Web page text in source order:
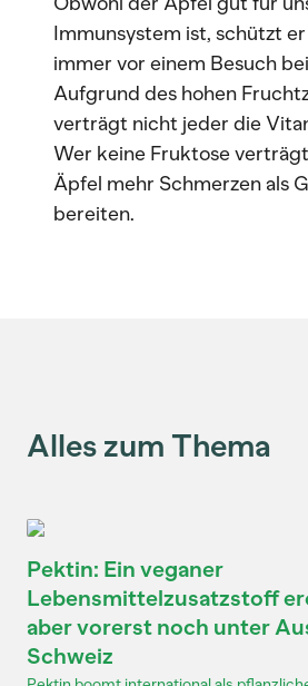
Immunsystem ist, schützt
immer vor einem Besuch
Aufgrund des hohen
verträgt nicht jeder die
Wer keine Fruktose
Äpfel mehr Schmerzen als
bereiten.
Alles zum Thema
Pektin: Ein veganer
Lebensmittelzusatzstoff
aber vorerst noch unter
Schweiz